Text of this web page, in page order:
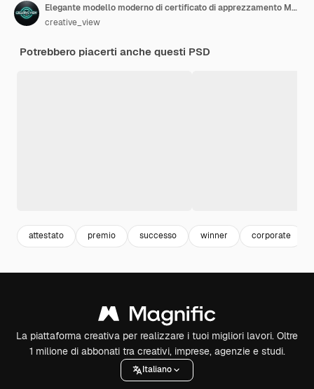
Elegante modello moderno di certificato di apprezzamento Modello di certificato di diploma con badge
creative_view
Potrebbero piacerti anche questi PSD
attestato premio successo winner corporate
La piattaforma creativa per realizzare i tuoi migliori lavori. Oltre
1 milione di abbonati tra creativi, imprese, agenzie e studi.
Italiano